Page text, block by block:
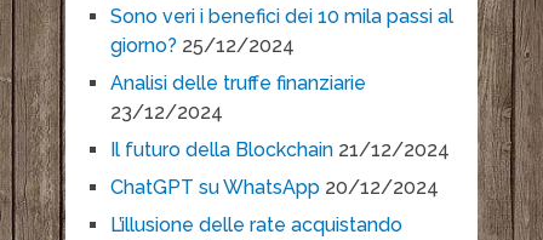
Sono veri i benefici dei 10 mila passi al
giorno? 25/12/2024
Analisi delle truffe finanziarie
23/12/2024
Il futuro della Blockchain 21/12/2024
ChatGPT su WhatsApp 20/12/2024
L’illusione delle rate acquistando